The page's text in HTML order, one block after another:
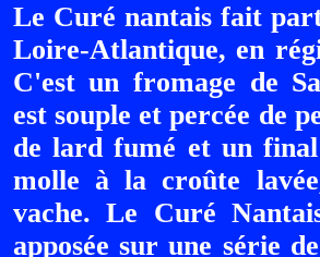
Le Curé nantais fait
Loire-Atlantique, en
C'est un fromage de
est souple et percée de
de lard fumé et un
molle à la croûte
vache. Le Curé
apposée sur une série